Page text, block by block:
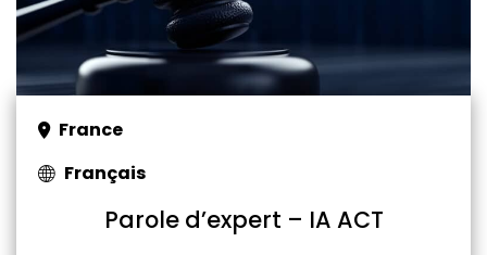
France
Français
Parole d’expert – IA ACT